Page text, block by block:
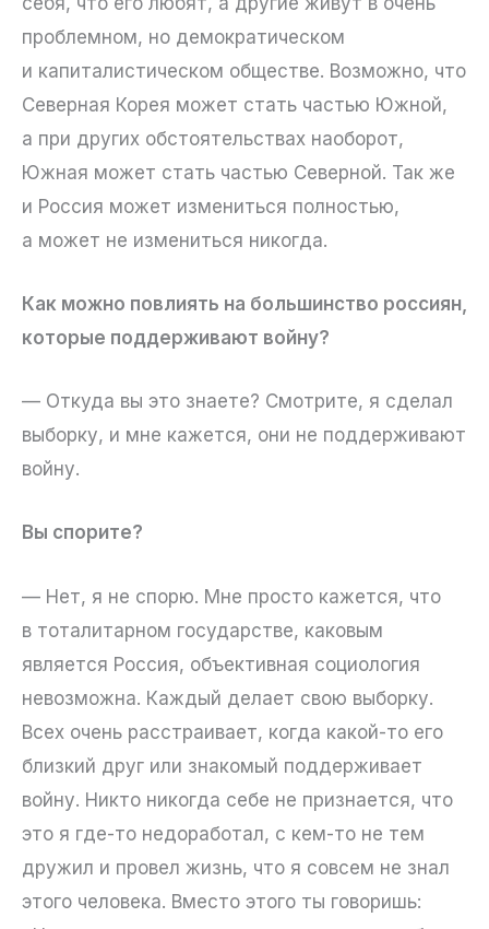
проблемном, но демократическом
и капиталистическом обществе. Возможно, что
Северная Корея может стать частью Южной,
а при других обстоятельствах наоборот,
Южная может стать частью Северной. Так же
и Россия может измениться полностью,
а может не измениться никогда.
Как можно повлиять на большинство россиян,
которые поддерживают войну?
— Откуда вы это знаете? Смотрите, я сделал
выборку, и мне кажется, они не поддерживают
войну.
Вы спорите?
— Нет, я не спорю. Мне просто кажется, что
в тоталитарном государстве, каковым
является Россия, объективная социология
невозможна. Каждый делает свою выборку.
Всех очень расстраивает, когда какой-то его
близкий друг или знакомый поддерживает
войну. Никто никогда себе не признается, что
это я где-то недоработал, с кем-то не тем
дружил и провел жизнь, что я совсем не знал
этого человека. Вместо этого ты говоришь: